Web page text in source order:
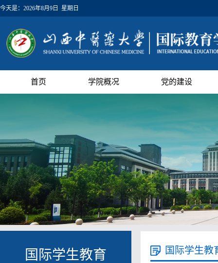
今天是： 2026年8月9日 星期日
首页 学院概况 党的建设
国际学生教育 国际学生教